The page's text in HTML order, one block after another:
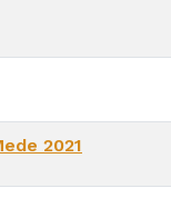
2021